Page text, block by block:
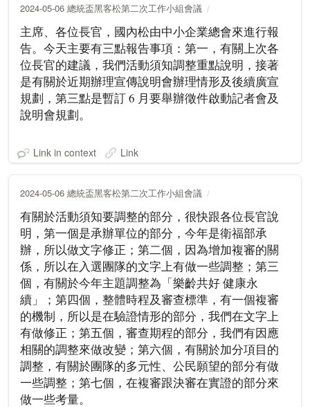
2024-05-06 總統盃黑客松第二次工作小組會議
主席、各位長官，國內松由中小企業總會來進行報
告。今天主要有三點報告事項：第一，有關上次各
位長官的建議，我們活動須知調整重點說明，接著
是有關於近期辦理宣傳說明會辦理情形及後續廣宣
規劃，第三點是暫訂 6 月要舉辦徵件啟動記者會及
說明會規劃。
Link in context Link
2024-05-06 總統盃黑客松第二次工作小組會議
有關於活動須知要調整的部分，很快跟各位長官說
明，第一個是承辦單位的部分，今年是衛福部承
辦，所以做文字修正；第二個，因為增加複審的關
係，所以在入選團隊的文字上有做一些調整；第三
個，有關於今年主題調整為「樂齡共好 健康永
續」；第四個，整體時程及審查標準，有一個複審
的機制，所以是在驗證情形的部分，我們在文字上
有做修正；第五個，審查期程的部分，我們有因應
相關的調整來做改變；第六個，有關於加分項目的
調整，有關於團隊的多元性、公民願望的部分有做
一些調整；第七個，在複審跟決審在實證的部分來
做一些考量。